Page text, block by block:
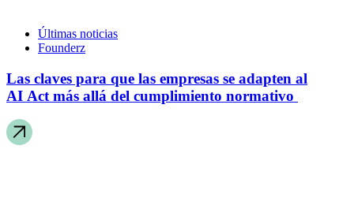
Últimas noticias
Founderz
Las claves para que las empresas se adapten al
AI Act más allá del cumplimiento normativo